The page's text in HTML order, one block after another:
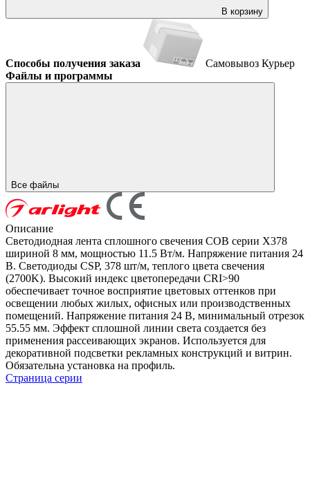
В корзину
Способы получения заказа Самовывоз Курьер
Файлы и программы
Все файлы
Описание
Светодиодная лента сплошного свечения COB серии X378
шириной 8 мм, мощностью 11.5 Вт/м. Напряжение питания 24
В. Светодиоды CSP, 378 шт/м, теплого цвета свечения
(2700K). Высокий индекс цветопередачи CRI>90
обеспечивает точное восприятие цветовых оттенков при
освещении любых жилых, офисных или производственных
помещений. Напряжение питания 24 В, минимальный отрезок
55.55 мм. Эффект сплошной линии света создается без
применения рассеивающих экранов. Используется для
декоративной подсветки рекламных конструкций и витрин.
Обязательна установка на профиль.
Страница серии